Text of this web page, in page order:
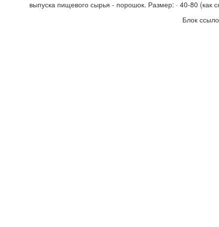
выпуска пищевого сырья - порошок. Размер: · 40-80 (как
Блок